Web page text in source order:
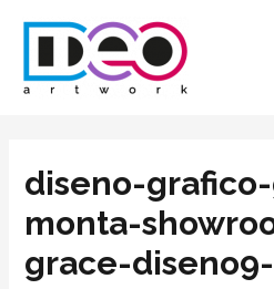
diseno-
monta-
grace-